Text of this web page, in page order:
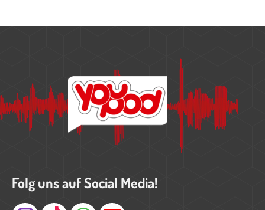
Folg uns auf Social Media!